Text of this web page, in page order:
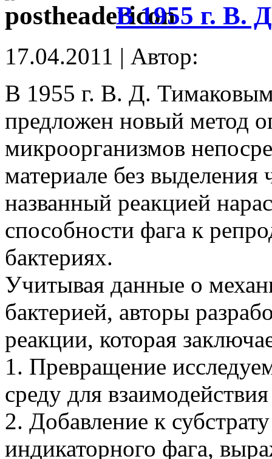
В 1955 г. В.
17.04.2011 | Автор:
В 1955 г. В. Д.
предложен новый метод
микроорганизмов
материале без
названный реакцией
способности фага к
бактериях.
Учитывая данные о
бактерией, авторы
реакции, которая
1. Превращение
среду для
2. Добавление к
индикаторного фага,